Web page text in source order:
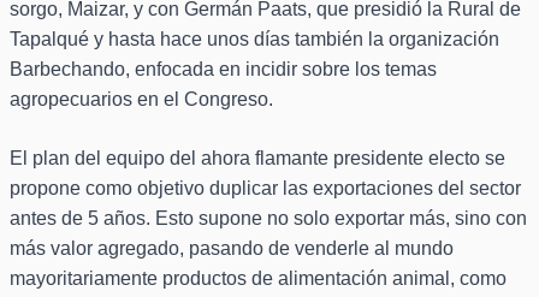
sorgo, Maizar, y con Germán Paats, que presidió la Rural de
Tapalqué y hasta hace unos días también la organización
Barbechando, enfocada en incidir sobre los temas
agropecuarios en el Congreso.
El plan del equipo del ahora flamante presidente electo se
propone como objetivo duplicar las exportaciones del sector
antes de 5 años. Esto supone no solo exportar más, sino con
más valor agregado, pasando de venderle al mundo
mayoritariamente productos de alimentación animal, como